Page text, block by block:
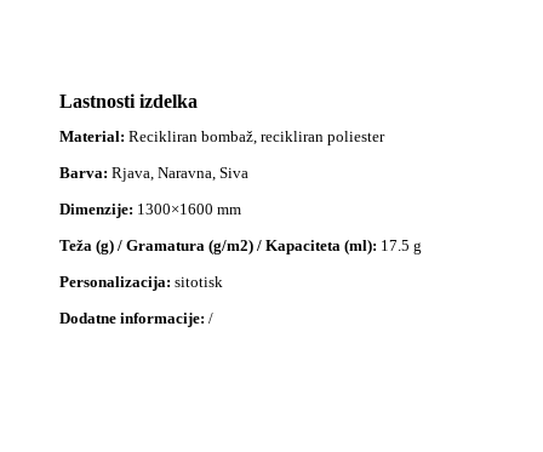
Lastnosti izdelka
Material: Recikliran bombaž, recikliran poliester
Barva: Rjava, Naravna, Siva
Dimenzije: 1300×1600 mm
Teža (g) / Gramatura (g/m2) / Kapaciteta (ml): 17.5 g
Personalizacija: sitotisk
Dodatne informacije: /